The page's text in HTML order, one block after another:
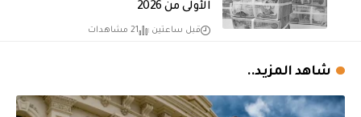
الأولى من 2026
قبل ساعتين 21 مشاهدات
شاهد المزيد..